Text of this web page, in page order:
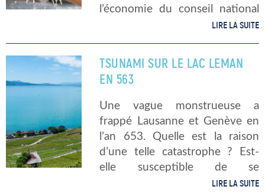
l’économie du conseil national
n’est pas convaincue suite à la
fertilisants et les pesticides. En
[…]
LIRE LA SUITE
TSUNAMI SUR LE LAC LEMAN
EN 563
Une vague monstrueuse a
frappé Lausanne et Genève en
l’an 653. Quelle est la raison
d’une telle catastrophe ? Est-
elle susceptible de se
reproduire ? Comment a-t-on
LIRE LA SUITE